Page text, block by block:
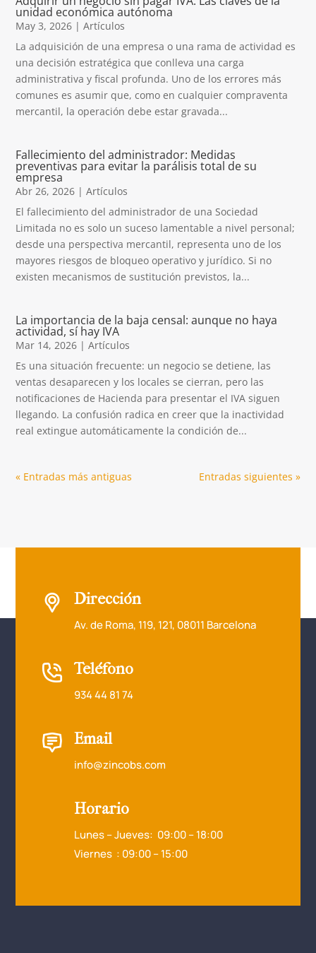
unidad económica autónoma
May 3, 2026 |Artículos
La adquisición de una empresa o una rama de actividad es
una decisión estratégica que conlleva una carga
administrativa y fiscal profunda. Uno de los errores más
comunes es asumir que, como en cualquier compraventa
mercantil, la operación debe estar gravada...
Fallecimiento del administrador: Medidas
preventivas para evitar la parálisis total de su
empresa
Abr 26, 2026 |Artículos
El fallecimiento del administrador de una Sociedad
Limitada no es solo un suceso lamentable a nivel personal;
desde una perspectiva mercantil, representa uno de los
mayores riesgos de bloqueo operativo y jurídico. Si no
existen mecanismos de sustitución previstos, la...
La importancia de la baja censal: aunque no haya
actividad, sí hay IVA
Mar 14, 2026 |Artículos
Es una situación frecuente: un negocio se detiene, las
ventas desaparecen y los locales se cierran, pero las
notificaciones de Hacienda para presentar el IVA siguen
llegando. La confusión radica en creer que la inactividad
real extingue automáticamente la condición de...
« Entradas más antiguas Entradas siguientes »
Dirección
Av. de Roma, 119, 121, 08011 Barcelona
Teléfono
934 44 81 74
Email
info@zincobs.com
Horario
Lunes – Jueves: 09:00 – 18:00
Viernes : 09:00 – 15:00